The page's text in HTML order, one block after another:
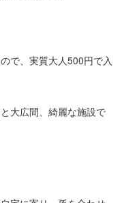
で、実質大人500円で入
大広間、綺麗な施設で